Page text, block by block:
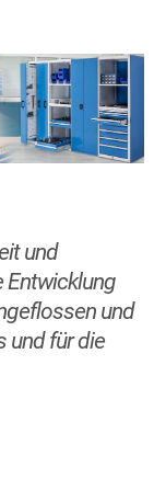
und
Entwicklung
und
und für die